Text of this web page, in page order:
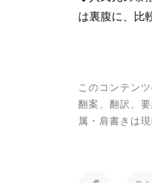
は裏腹に、比
このコンテン
翻案、翻訳、
属・肩書きは